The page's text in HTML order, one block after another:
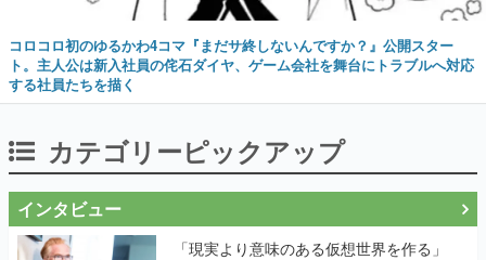
コロコロ初のゆるかわ4コマ『まだサ終しないんですか？』公開スター
ト。主人公は新入社員の侘石ダイヤ、ゲーム会社を舞台にトラブルへ対応
する社員たちを描く
カテゴリーピックアップ
インタビュー
「現実より意味のある仮想世界を作る」